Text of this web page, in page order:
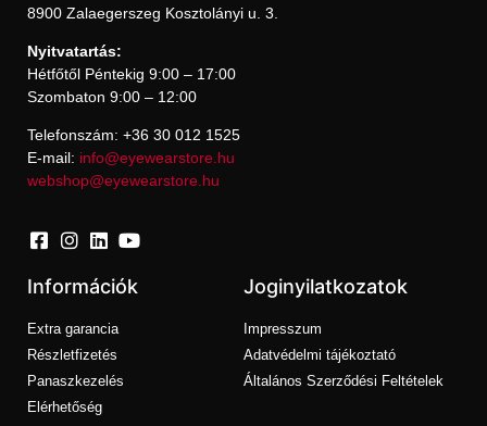
8900 Zalaegerszeg Kosztolányi u. 3.
Nyitvatartás:
Hétfőtől Péntekig 9:00 – 17:00
Szombaton 9:00 – 12:00
Telefonszám: +36 30 012 1525
E-mail: info@eyewearstore.hu
webshop@eyewearstore.hu
Információk
Extra garancia
Részletfizetés
Panaszkezelés
Elérhetőség
Joginyilatkozatok
Impresszum
Adatvédelmi tájékoztató
Általános Szerződési Feltételek